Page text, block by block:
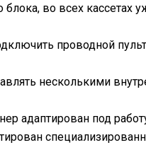
во всех кассетах
проводной пульт
несколькими
адаптирован под